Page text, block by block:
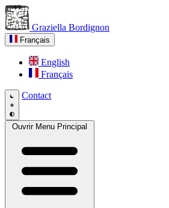
Graziella Bordignon
Français
English
Français
Contact
Ouvrir Menu Principal